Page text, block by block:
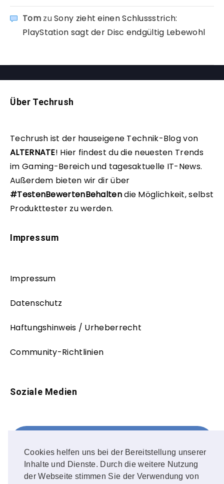
Cookies helfen uns bei der Bereitstellung unserer
Inhalte und Dienste. Durch die weitere Nutzung
der Webseite stimmen Sie der Verwendung von
TomzuSony zieht einen Schlussstrich:
PlayStation sagt der Disc endgültig Lebewohl
Über Techrush
Techrush ist der hauseigene Technik-Blog von
ALTERNATE! Hier findest du die neuesten Trends
im Gaming-Bereich und tagesaktuelle IT-News.
Außerdem bieten wir dir über
#TestenBewertenBehaltendie Möglichkeit, selbst
Produkttester zu werden.
Impressum
Impressum
Datenschutz
Haftungshinweis / Urheberrecht
Community-Richtlinien
Soziale Medien
FOLLOW ME!
Instagram